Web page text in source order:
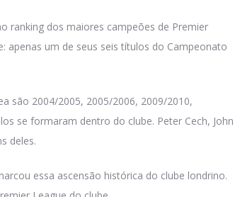
ranking dos maiores campeões de Premier
apenas um de seus seis títulos do Campeonato
são 2004/2005, 2005/2006, 2009/2010,
se formaram dentro do clube. Peter Cech, John
deles.
essa ascensão histórica do clube londrino.